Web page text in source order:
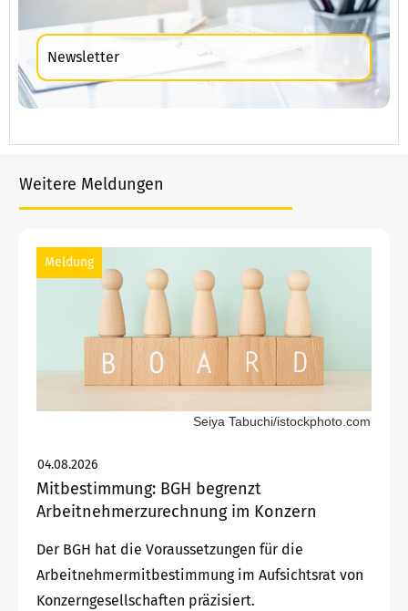
Newsletter
Weitere Meldungen
Meldung
Seiya Tabuchi/istockphoto.com
04.08.2026
Mitbestimmung: BGH begrenzt
Arbeitnehmerzurechnung im Konzern
Der BGH hat die Voraussetzungen für die
Arbeitnehmermitbestimmung im Aufsichtsrat von
Konzerngesellschaften präzisiert.